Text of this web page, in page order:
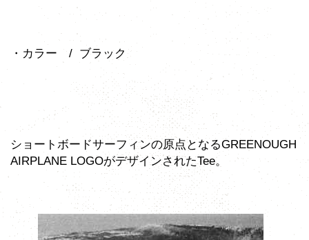
・カラー / ブラック
ショートボードサーフィンの原点となるGREENOUGH
AIRPLANE LOGOがデザインされたTee。